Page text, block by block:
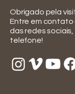
Obrigado pela
Entre em
das redes sociais,
telefone!